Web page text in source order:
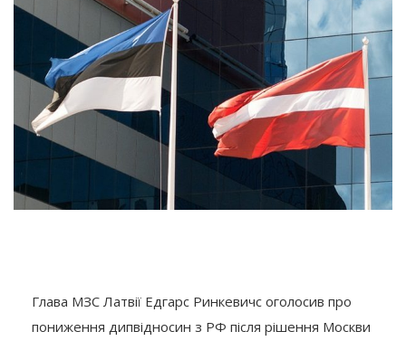
Глава МЗС Латвії Едгарс Ринкевичс оголосив про
пониження дипвідносин з РФ після рішення Москви